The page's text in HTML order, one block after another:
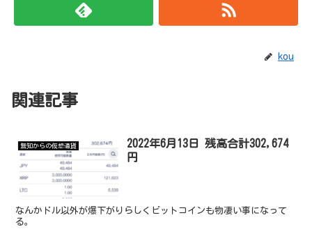
kou
関連記事
無知からの仮想通貨
2022年6月13日 残高合計302,674
円
なんかドル以外が爆下がりらしくビットコインも物凄い事になって
る。